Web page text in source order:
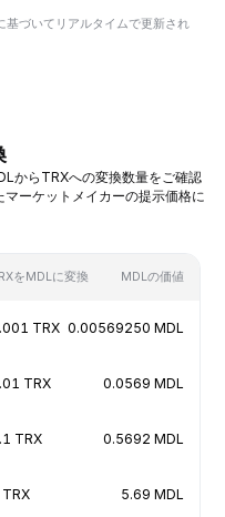
基づいてリアルタイムで更新され
からTRXへの変換数量をご確認
ーケットメイカーの提示価格に
をMDLに変換 MDLの価値
TRX 0.00569250 MDL
TRX 0.0569 MDL
TRX 0.5692 MDL
TRX 5.69 MDL